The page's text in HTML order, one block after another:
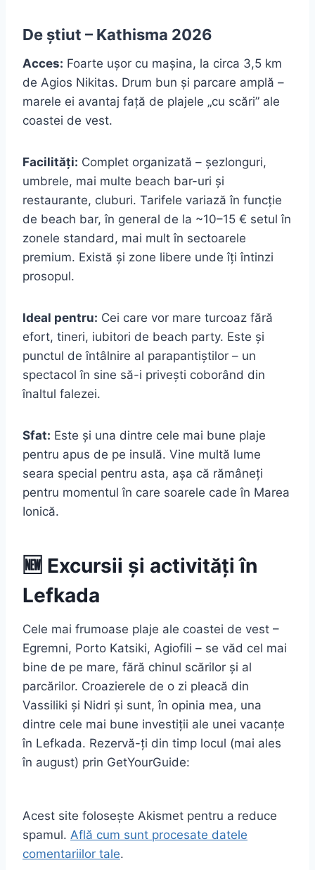
De știut – Kathisma 2026
Acces: Foarte ușor cu mașina, la circa 3,5 km
de Agios Nikitas. Drum bun și parcare amplă –
marele ei avantaj față de plajele „cu scări” ale
coastei de vest.
Facilități: Complet organizată – șezlonguri,
umbrele, mai multe beach bar-uri și
restaurante, cluburi. Tarifele variază în funcție
de beach bar, în general de la ~10–15 € setul în
zonele standard, mai mult în sectoarele
premium. Există și zone libere unde îți întinzi
prosopul.
Ideal pentru: Cei care vor mare turcoaz fără
efort, tineri, iubitori de beach party. Este și
punctul de întâlnire al parapantiștilor – un
spectacol în sine să-i privești coborând din
înaltul falezei.
Sfat: Este și una dintre cele mai bune plaje
pentru apus de pe insulă. Vine multă lume
seara special pentru asta, așa că rămâneți
pentru momentul în care soarele cade în Marea
Ionică.
🆕 Excursii și activități în
Lefkada
Cele mai frumoase plaje ale coastei de vest –
Egremni, Porto Katsiki, Agiofili – se văd cel mai
bine de pe mare, fără chinul scărilor și al
parcărilor. Croazierele de o zi pleacă din
Vassiliki și Nidri și sunt, în opinia mea, una
dintre cele mai bune investiții ale unei vacanțe
în Lefkada. Rezervă-ți din timp locul (mai ales
în august) prin GetYourGuide:
Acest site folosește Akismet pentru a reduce
spamul. Află cum sunt procesate datele
comentariilor tale.